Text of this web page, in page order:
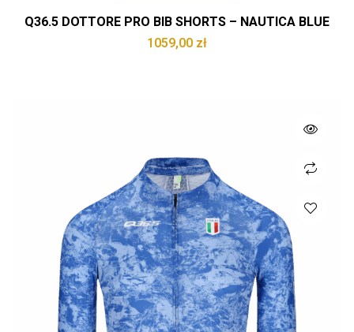
Q36.5 DOTTORE PRO BIB SHORTS – NAUTICA BLUE
1059,00 zł